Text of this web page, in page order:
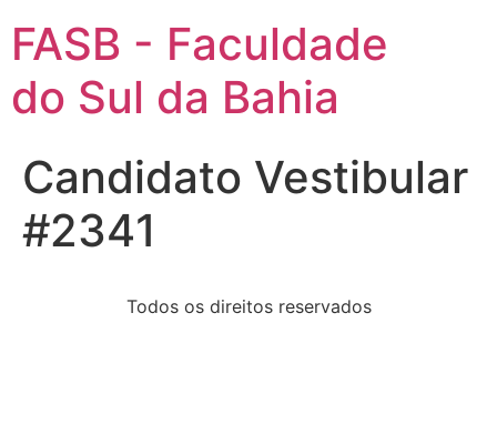
FASB - Faculdade
do Sul da Bahia
Candidato Vestibular
#2341
Todos os direitos reservados